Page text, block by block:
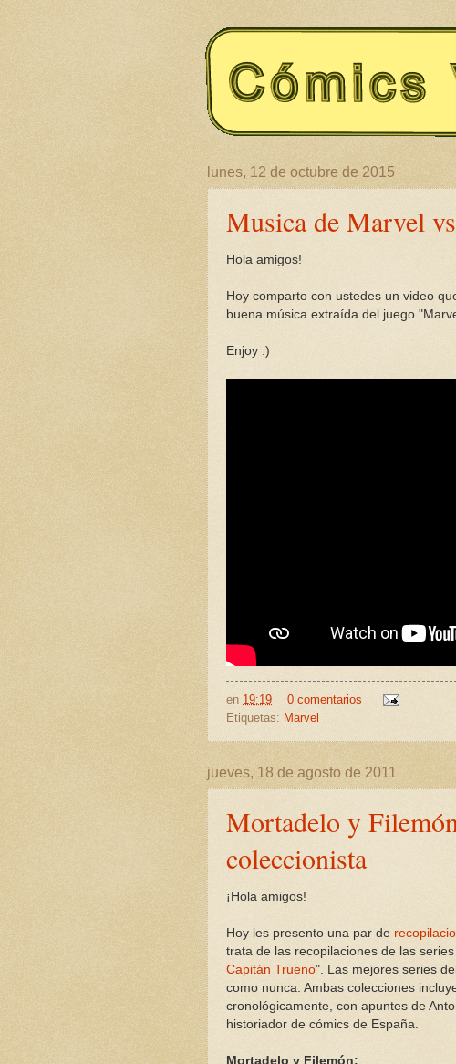
lunes, 12 de octubre de 2015
Musica de Marvel
Hola amigos!
Hoy comparto con ustedes un video
buena música extraída del juego
Enjoy :)
en 19:19
0 comentarios
Etiquetas: Marvel
jueves, 18 de agosto de 2011
Mortadelo y
coleccionista
¡Hola amigos!
Hoy les presento una par de
trata de las recopilaciones de las
Capitán Trueno". Las mejores series
como nunca. Ambas colecciones
cronológicamente, con apuntes de
historiador de cómics de España.
Mortadelo y Filemón: